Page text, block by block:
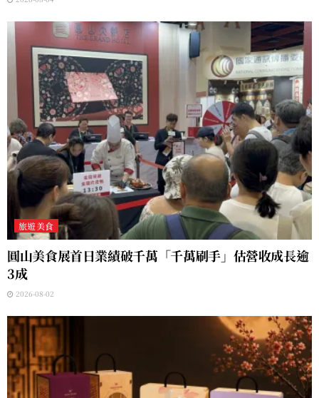
旅遊美食
圓山美食展首日業績破千萬「千萬刷手」估營收成長逾
3成
2026-08-02